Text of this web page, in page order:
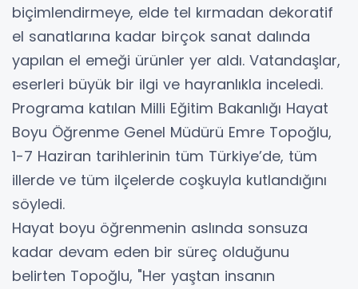
biçimlendirmeye, elde tel kırmadan dekoratif
el sanatlarına kadar birçok sanat dalında
yapılan el emeği ürünler yer aldı. Vatandaşlar,
eserleri büyük bir ilgi ve hayranlıkla inceledi.
Programa katılan Milli Eğitim Bakanlığı Hayat
Boyu Öğrenme Genel Müdürü Emre Topoğlu,
1-7 Haziran tarihlerinin tüm Türkiye’de, tüm
illerde ve tüm ilçelerde coşkuyla kutlandığını
söyledi.
Hayat boyu öğrenmenin aslında sonsuza
kadar devam eden bir süreç olduğunu
belirten Topoğlu, "Her yaştan insanın